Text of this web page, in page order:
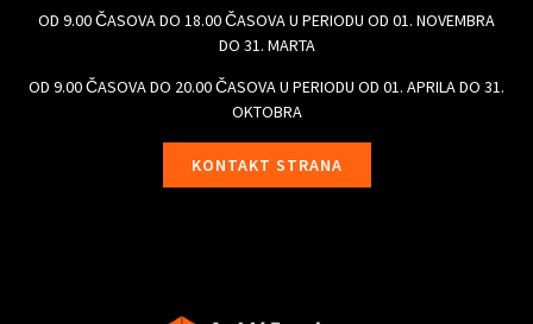
OD 9.00 ČASOVA DO 18.00 ČASOVA U PERIODU OD 01. NOVEMBRA
DO 31. MARTA
OD 9.00 ČASOVA DO 20.00 ČASOVA U PERIODU OD 01. APRILA DO 31.
OKTOBRA
KONTAKT STRANA